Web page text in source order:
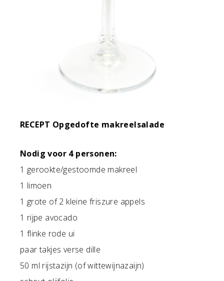
RECEPT Opgedofte makreelsalade
Nodig voor 4 personen:
1 gerookte/gestoomde makreel
1 limoen
1 grote of 2 kleine friszure appels
1 rijpe avocado
1 flinke rode ui
paar takjes verse dille
50 ml rijstazijn (of wittewijnazaijn)